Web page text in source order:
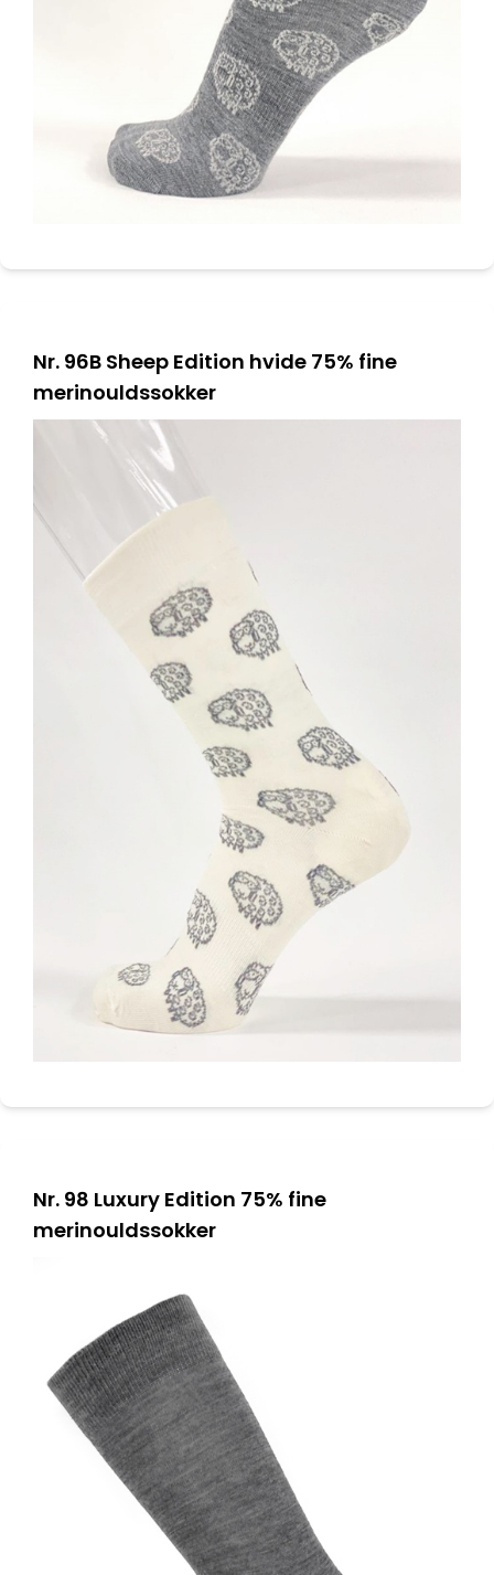
Nr. 96B Sheep Edition hvide 75% fine
merinouldssokker
Nr. 98 Luxury Edition 75% fine
merinouldssokker